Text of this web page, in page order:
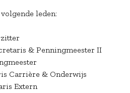
leden:
& Penningmeester II
Carrière & Onderwijs
Extern